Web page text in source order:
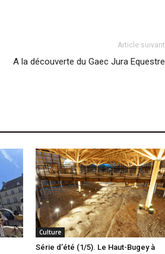
Article suivant
A la découverte du Gaec Jura Equestre
Culture
Série d’été (1/5). Le Haut-Bugey à